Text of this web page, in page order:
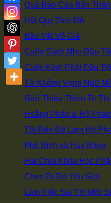
Quả Báo Của Bản Thân
Hồi Quy Tịnh Độ
Bảo Vật Vô Giá
Cuốn Sách Nho Đầu
Cuốn Kinh Phật Đầu
Từ Không Vọng Ngữ
Giới Thiệu Thiện Tri
Hoằng Pháp & Hộ Pháp
Tôi Đến Để Làm Hộ
Phê Bình và Hủy Báng
Hai Chìa Khóa Học
Chọn Di Đà Yếu Giải
Làm Việc Sai Thì Mới